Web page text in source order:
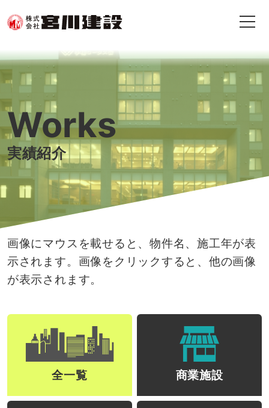
Works
実績紹介
画像にマウスを載せると、物件名、施工年が表
示されます。 画像をクリックすると、他の画像
が表示されます。
全一覧 商業施設